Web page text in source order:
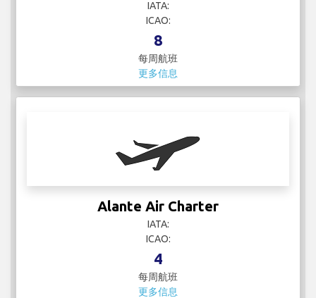
IATA:
ICAO:
8
每周航班
更多信息
Alante Air Charter
IATA:
ICAO:
4
每周航班
更多信息